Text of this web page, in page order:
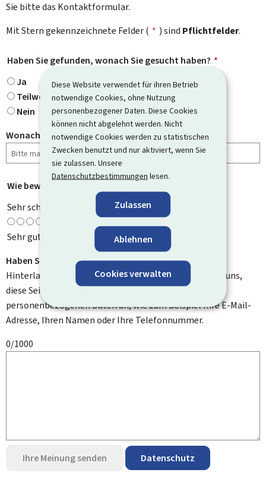
Diese Website verwendet für ihren Betrieb
notwendige Cookies, ohne Nutzung
personenbezogener Daten. Diese Cookies
können nicht abgelehnt werden. Nicht
notwendige Cookies werden zu statistischen
Zwecken benutzt und nur aktiviert, wenn Sie
sie zulassen. Unsere
Datenschutzbestimmungen lesen.
Zulassen
Ablehnen
Cookies verwalten
Sie bitte das Kontaktformular.
Mit Stern gekennzeichnete Felder ( * ) sind Pflichtfelder.
Haben Sie gefunden, wonach Sie gesucht haben? *
Ja
Teilweise
Nein
Wonach haben Sie gesucht?
Wie bewerten Sie diese Seite?
Sehr schlecht
Sehr gut
Haben Sie Verbesserungsvorschläge?
Hinterlassen Sie uns einen Kommentar und helfen Sie uns,
diese Seite zu verbessern. Bitte geben Sie keine
personenbezogenen Daten an, wie zum Beispiel Ihre E-Mail-
Adresse, Ihren Namen oder Ihre Telefonnummer.
0/1000
Ihre Meinung senden Datenschutz